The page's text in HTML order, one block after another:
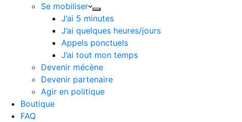
Se mobiliser
J’ai 5 minutes
J’ai quelques heures/jours
Appels ponctuels
J’ai tout mon temps
Devenir mécène
Devenir partenaire
Agir en politique
Boutique
FAQ